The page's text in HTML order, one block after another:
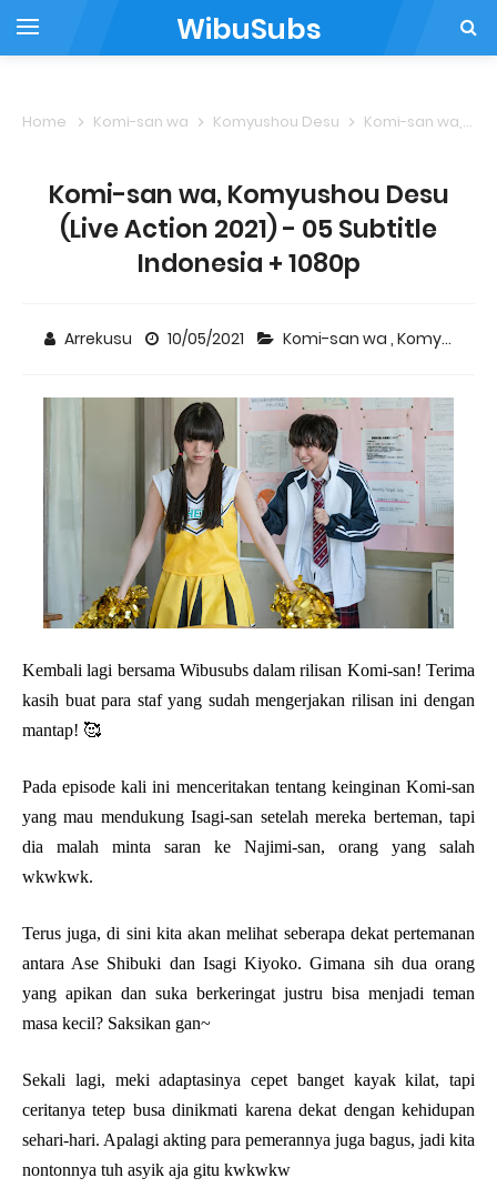
WibuSubs
Home Komi-san wa Komyushou Desu Komi-san wa, Komyushou Desu (Live Action 2021) - 05 Subtitle Indonesia + 1080p
Komi-san wa, Komyushou Desu
(Live Action 2021) - 05 Subtitle
Indonesia + 1080p
Arrekusu 10/05/2021 Komi-san wa , Komyushou Desu
Kembali lagi bersama Wibusubs dalam rilisan Komi-san! Terima
kasih buat para staf yang sudah mengerjakan rilisan ini dengan
mantap! 🥰
Pada episode kali ini menceritakan tentang keinginan Komi-san
yang mau mendukung Isagi-san setelah mereka berteman, tapi
dia malah minta saran ke Najimi-san, orang yang salah
wkwkwk.
Terus juga, di sini kita akan melihat seberapa dekat pertemanan
antara Ase Shibuki dan Isagi Kiyoko. Gimana sih dua orang
yang apikan dan suka berkeringat justru bisa menjadi teman
masa kecil? Saksikan gan~
Sekali lagi, meki adaptasinya cepet banget kayak kilat, tapi
ceritanya tetep busa dinikmati karena dekat dengan kehidupan
sehari-hari. Apalagi akting para pemerannya juga bagus, jadi kita
nontonnya tuh asyik aja gitu kwkwkw